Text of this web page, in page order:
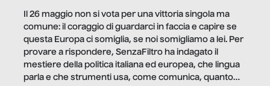
Il 26 maggio non si vota per una vittoria singola ma
comune: il coraggio di guardarci in faccia e capire se
questa Europa ci somiglia, se noi somigliamo a lei. Per
provare a rispondere, SenzaFiltro ha indagato il
mestiere della politica italiana ed europea, che lingua
parla e che strumenti usa, come comunica, quanto